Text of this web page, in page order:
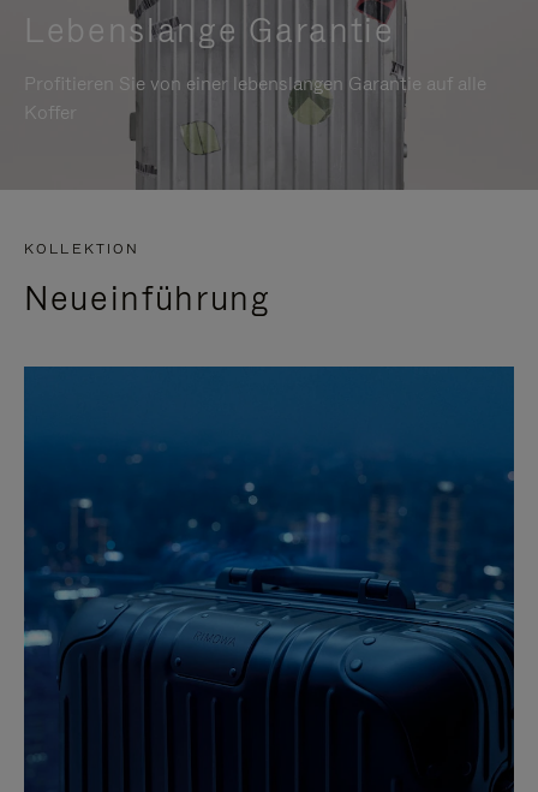
Lebenslange Garantie
Profitieren Sie von einer lebenslangen Garantie auf alle
Koffer
KOLLEKTION
Neueinführung